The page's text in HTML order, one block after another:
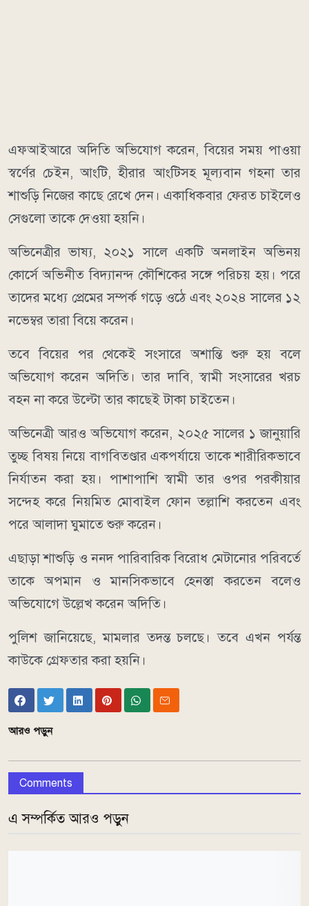
এফআইআরে অদিতি অভিযোগ করেন, বিয়ের সময় পাওয়া
স্বর্ণের চেইন, আংটি, হীরার আংটিসহ মূল্যবান গহনা তার
শাশুড়ি নিজের কাছে রেখে দেন। একাধিকবার ফেরত চাইলেও
সেগুলো তাকে দেওয়া হয়নি।
অভিনেত্রীর ভাষ্য, ২০২১ সালে একটি অনলাইন অভিনয়
কোর্সে অভিনীত বিদ্যানন্দ কৌশিকের সঙ্গে পরিচয় হয়। পরে
তাদের মধ্যে প্রেমের সম্পর্ক গড়ে ওঠে এবং ২০২৪ সালের ১২
নভেম্বর তারা বিয়ে করেন।
তবে বিয়ের পর থেকেই সংসারে অশান্তি শুরু হয় বলে
অভিযোগ করেন অদিতি। তার দাবি, স্বামী সংসারের খরচ
বহন না করে উল্টো তার কাছেই টাকা চাইতেন।
অভিনেত্রী আরও অভিযোগ করেন, ২০২৫ সালের ১ জানুয়ারি
তুচ্ছ বিষয় নিয়ে বাগবিতণ্ডার একপর্যায়ে তাকে শারীরিকভাবে
নির্যাতন করা হয়। পাশাপাশি স্বামী তার ওপর পরকীয়ার
সন্দেহ করে নিয়মিত মোবাইল ফোন তল্লাশি করতেন এবং
পরে আলাদা ঘুমাতে শুরু করেন।
এছাড়া শাশুড়ি ও ননদ পারিবারিক বিরোধ মেটানোর পরিবর্তে
তাকে অপমান ও মানসিকভাবে হেনস্তা করতেন বলেও
অভিযোগে উল্লেখ করেন অদিতি।
পুলিশ জানিয়েছে, মামলার তদন্ত চলছে। তবে এখন পর্যন্ত
কাউকে গ্রেফতার করা হয়নি।
আরও পড়ুন
Comments
এ সম্পর্কিত আরও পড়ুন